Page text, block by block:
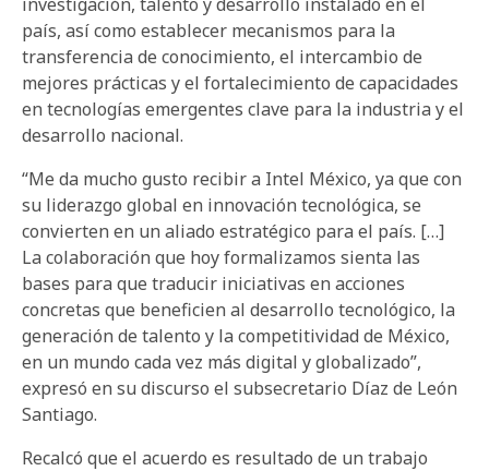
país, así como establecer mecanismos para la
transferencia de conocimiento, el intercambio de
mejores prácticas y el fortalecimiento de capacidades
en tecnologías emergentes clave para la industria y el
desarrollo nacional.
“Me da mucho gusto recibir a Intel México, ya que con
su liderazgo global en innovación tecnológica, se
convierten en un aliado estratégico para el país. […]
La colaboración que hoy formalizamos sienta las
bases para que traducir iniciativas en acciones
concretas que beneficien al desarrollo tecnológico, la
generación de talento y la competitividad de México,
en un mundo cada vez más digital y globalizado”,
expresó en su discurso el subsecretario Díaz de León
Santiago.
Recalcó que el acuerdo es resultado de un trabajo